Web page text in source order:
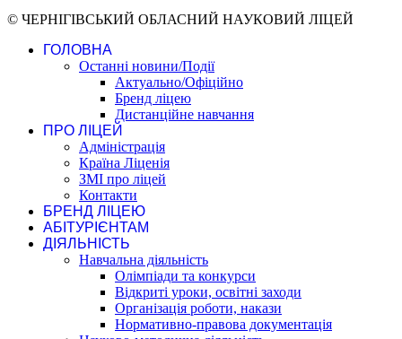
© ЧЕРНІГІВСЬКИЙ ОБЛАСНИЙ НАУКОВИЙ ЛІЦЕЙ
ГОЛОВНА
Останні новини/Події
Актуально/Офіційно
Бренд ліцею
Дистанційне навчання
ПРО ЛІЦЕЙ
Адміністрація
Країна Ліценія
ЗМІ про ліцей
Контакти
БРЕНД ЛІЦЕЮ
АБІТУРІЄНТАМ
ДІЯЛЬНІСТЬ
Навчальна діяльність
Олімпіади та конкурси
Відкриті уроки, освітні заходи
Організація роботи, накази
Нормативно-правова документація